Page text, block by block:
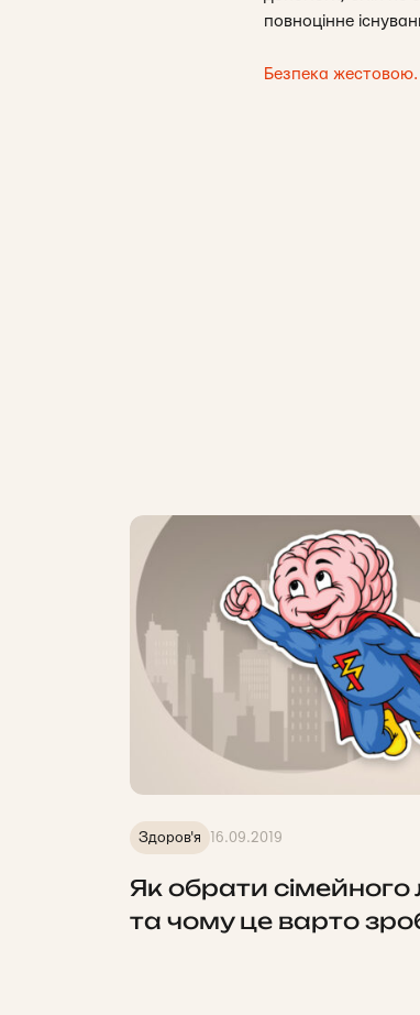
повноцінне
Безпека жестовою.
Здоров'я 16.09.2019
Як обрати сімейного
та чому це варто